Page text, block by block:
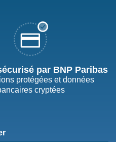
par BNP Paribas
protégées et données
cryptées